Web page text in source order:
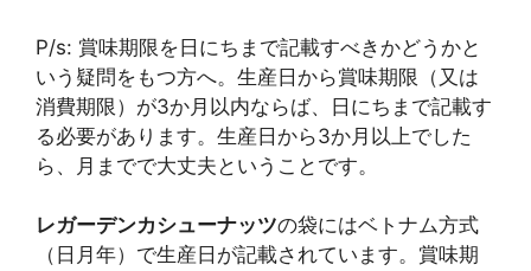
P/s: 賞味期限を日にちまで記載すべきかどうかと
いう疑問をもつ方へ。生産日から賞味期限（又は
消費期限）が3か月以内ならば、日にちまで記載す
る必要があります。生産日から3か月以上でした
ら、月までで大丈夫ということです。
レガーデンカシューナッツの袋にはベトナム方式
（日月年）で生産日が記載されています。賞味期